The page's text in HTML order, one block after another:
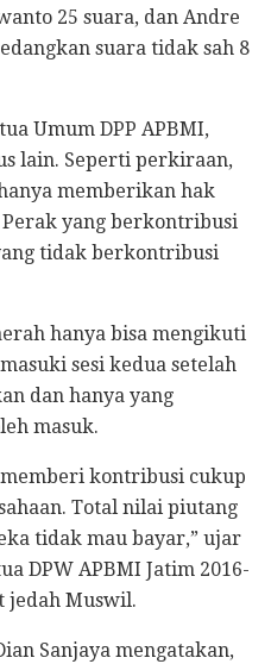
25 suara, dan Andre
suara tidak sah 8
Umum DPP APBMI,
lain. Seperti perkiraan,
memberikan hak
yang berkontribusi
tidak berkontribusi
hanya bisa mengikuti
sesi kedua setelah
dan hanya yang
masuk.
kontribusi cukup
Total nilai piutang
tidak mau bayar,” ujar
DPW APBMI Jatim 2016-
jedah Muswil.
Sanjaya mengatakan,